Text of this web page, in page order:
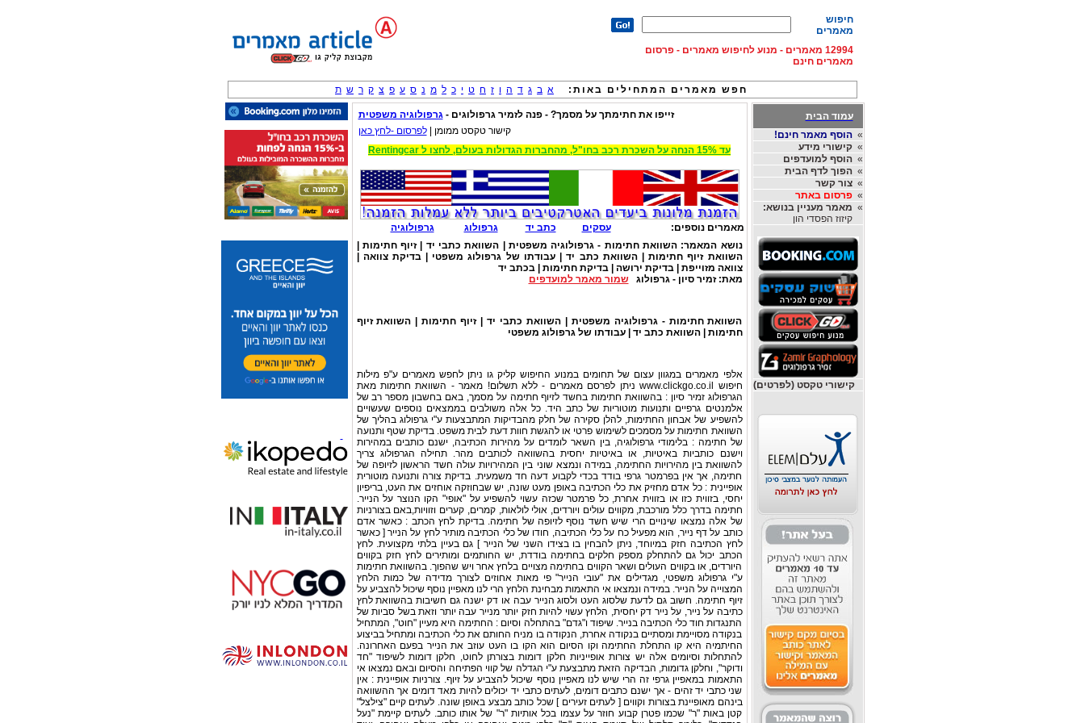
חיפוש
מאמרים
12994 מאמרים - מנוע לחיפוש מאמרים - פרסום
מאמרים חינם
חפש מאמרים המתחילים באות: א ב ג ד ה ו ז ח ט י כ ל מ נ ס ע פ צ ק ר ש ת
עמוד הבית
»הוסף מאמר חינם!
»קישורי מידע
»הוסף למועדפים
»הפוך לדף הבית
»צור קשר
»פרסום באתר
» מאמר מעניין בנושא:
קיזוז הפסדי הון
קישורי טקסט (לפרטים)
זייפו את חתימתך על מסמך? - פנה לזמיר גרפולוגים -גרפולוגיה משפטית
קישור טקסט ממומן |לפרסום -לחץ כאן
עד 15% הנחה על השכרת רכב בחו"ל, מהחברות הגדולות בעולם, לחצו ל Rentingcar
מאמרים נוספים: עסקים כתב יד גרפולוג
גרפולוגיה
נושא המאמר:השוואת חתימות - גרפולוגיה משפטית | השוואת כתבי יד | זיוף חתימות |
השוואת זיוף חתימות | השוואת כתב יד | עבודתו של גרפולוג משפטי | בדיקת צוואה |
צוואה מזוייפת | בדיקת ירושה | בדיקת חתימות | בכתב יד
מאת:זמיר סיון - גרפולוגשמור מאמר למועדפים
השוואת חתימות - גרפולוגיה משפטית | השוואת כתבי יד | זיוף חתימות | השוואת זיוף
חתימות | השוואת כתב יד | עבודתו של גרפולוג משפטי
אלפי מאמרים במגוון עצום של תחומים במנוע החיפוש קליק גו ניתן לחפש מאמרים ע"פ מילות
חיפוש www.clickgo.co.il ניתן לפרסם מאמרים - ללא תשלום! מאמר - השוואת חתימות מאת
הגרפולוג זמיר סיון : בהשוואת חתימות בחשד לזיוף חתימה על מסמך, באם בחשבון מספר רב של
אלמנטים גרפיים ותנועות מוטוריות של כתב היד. כל אלה משולבים בממצאים נוספים שעשויים
להשפיע של אבחון החתימות, להלן סקירה של חלק מהבדיקות המתבצעות ע"י גרפולוג בהליך של
השוואת חתימות על מסמכים לשימוש פרטי או להגשת חוות דעת לבית משפט. בדיקת שטף ותנועה
של חתימה : בלימודי גרפולוגיה, בין השאר לומדים על מהירות הכתיבה, ישנם כותבים במהירות
וישנם כותביות באיטיות, או באיטיות יחסית בהשוואה לכותבים מהר. תחילה הגרפולוג צריך
להשוואת בין מהירויות החתימה, במידה ונמצא שוני בין המהירויות עולה חשד הראשון לזיופה של
חתימה, אך אין בפרמטר גרפי בודד בכדי לקבוע דעה חד משמעית. בדיקת צורה ותנועה מוטורית
אופיינית : כל אדם מחזיק את כלי הכתיבה באופן מעט שונה, יש שבחוזקה אוחזים את העט, בריפיון
יחסי, בזווית כזו או בזווית אחרת, כל פרמטר שכזה עשוי להשפיע על "אופי" הקו הנוצר על הנייר.
חתימה בדרך כלל מורכבת, מקווים עולים ויורדים, אולי לולאות, קמרים, קערים וזוויות,באם בצורניות
של אלה נמצאו שינויים הרי שיש חשד נוסף לזיופה של חתימה. בדיקת לחץ הכתב : כאשר אדם
כותב על דף נייר, הוא מפעיל כח על כלי הכתיבה, חודו של כלי הכתיבה מותיר לחץ על הנייר [ כאשר
לחץ הכתיבה חזק במיוחד, ניתן להבחין בו בצידו השני של הנייר ] גם בעיין בלתי מקצועית. לחץ
הכתב יכול גם להתחלק מספק חלקים בחתימה בודדת, יש החותמים ומותירים לחץ חזק בקווים
היורדים, או בקווים העולים ושאר הקווים בחתימה מצויים בלחץ אחר ויש שהפוך. בהשוואת חתימות
ע"י גרפולוג משפטי, מגדילים את "עובי הנייר" פי מאות אחוזים לצורך מדידה של כמות הלחץ
המצוייה על הנייר. במידה ונמצאו אי התאמות מבחינת הלחץ הרי לנו מאפיין נוסף שיכול להצביע על
זיוף חתימה. חשוב גם לדעת שלסוג העט ולסוג הנייר עבה או דק ישנה גם חשיבות בהשוואת לחץ
כתיבה על נייר, על נייר דק יחסית, הלחץ עשוי להיות חזק יותר מנייר עבה יותר וזאת בשל סביות של
התנגדות חוד כלי הכתיבה בנייר. שיפוד ו"גדם" בהתחלה וסיום : החתימה היא מעיין "חוט", המתחיל
בנקודה מסויימת ומסתיים בנקודה אחרת, הנקודה בו מניח החותם את כלי הכתיבה ומתחיל בביצוע
החיתמיה היא קו התחלת החתימה וקו הסיום הוא הקו בו העט עוזב את הנייר בפעם האחרונה.
להתחלות וסיומים אלה יש צורות אופייניות חלקן דומות בצורתן לחוט, חלקן דומות לשיפוד "חד
ודוקר", וחלקן גדומות, הבדיקה הזאת מתבצעת ע"י הגדלה של קווי הפתיחה והסיום ובאם נמצאו אי
התאמות במאפיין גרפי זה הרי שיש לנו מאפיין נוסף שיכול להצביע על זיוף. צורניות אופיינית : אין
שני כתבי יד זהים - אך ישנם כתבים דומים, לעתים כתבי יד יכולים להיות מאד דומים אך ההשוואה
בינהם מאופיינת בצורות וקווים [ לעתים זעירים ] שכל כותב מבצע באופן שונה. לעתים קיים "צילצל"
קטן באות "ר" שכמו פטרן קבוע חוזר על עצמו בכל אותיות "ר" של אותו כותב. לעתים קיימת "נעל